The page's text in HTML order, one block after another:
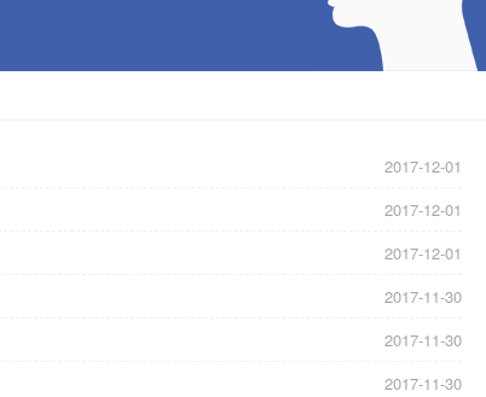
2017-12-01
2017-12-01
2017-12-01
2017-11-30
2017-11-30
2017-11-30